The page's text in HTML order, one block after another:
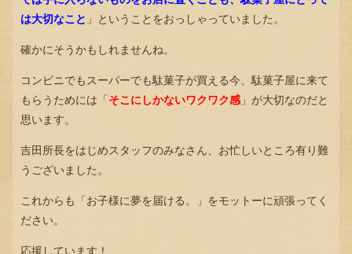
は大切なこと 」ということをおっしゃっていました。
確かにそうかもしれませんね。
コンビニでもスーパーでも駄菓子が買える今、駄菓子屋に来て
もらうためには「 そこにしかないワクワク感 」が大切なのだと
思います。
吉田所長をはじめスタッフのみなさん、お忙しいところ有り難
うございました。
これからも「お子様に夢を届ける。」をモットーに頑張ってく
ださい。
応援しています！